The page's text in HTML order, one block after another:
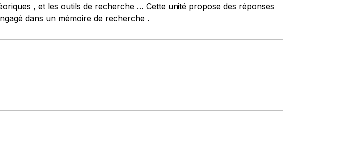
, et les outils de recherche … Cette unité propose des réponses
dans un mémoire de recherche .